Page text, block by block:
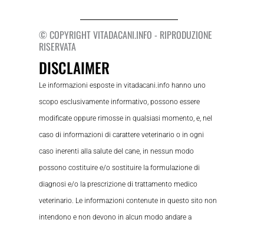
© COPYRIGHT VITADACANI.INFO - RIPRODUZIONE
RISERVATA
DISCLAIMER
Le informazioni esposte in vitadacani.info hanno uno
scopo esclusivamente informativo, possono essere
modificate oppure rimosse in qualsiasi momento, e, nel
caso di informazioni di carattere veterinario o in ogni
caso inerenti alla salute del cane, in nessun modo
possono costituire e/o sostituire la formulazione di
diagnosi e/o la prescrizione di trattamento medico
veterinario. Le informazioni contenute in questo sito non
intendono e non devono in alcun modo andare a